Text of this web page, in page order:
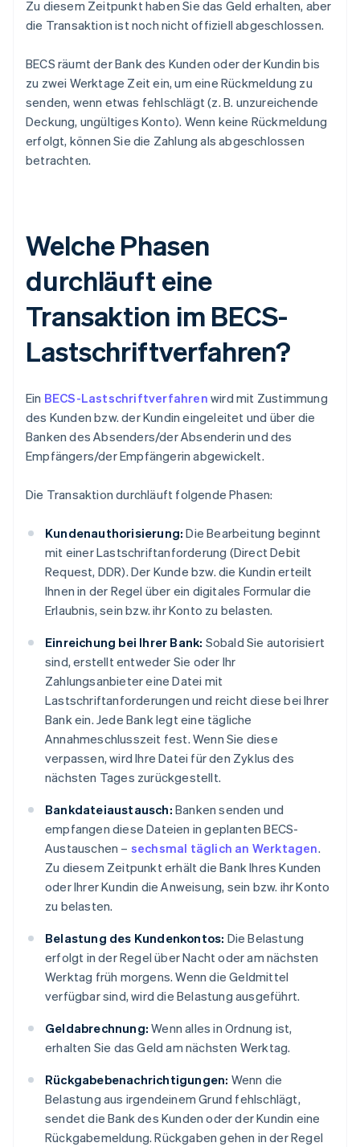
Zu diesem Zeitpunkt haben Sie das Geld erhalten, aber
die Transaktion ist noch nicht offiziell abgeschlossen.
BECS räumt der Bank des Kunden oder der Kundin bis
zu zwei Werktage Zeit ein, um eine Rückmeldung zu
senden, wenn etwas fehlschlägt (z. B. unzureichende
Deckung, ungültiges Konto). Wenn keine Rückmeldung
erfolgt, können Sie die Zahlung als abgeschlossen
betrachten.
Welche Phasen
durchläuft eine
Transaktion im BECS-
Lastschriftverfahren?
Ein BECS-Lastschriftverfahren wird mit Zustimmung
des Kunden bzw. der Kundin eingeleitet und über die
Banken des Absenders/der Absenderin und des
Empfängers/der Empfängerin abgewickelt.
Die Transaktion durchläuft folgende Phasen:
Kundenauthorisierung: Die Bearbeitung beginnt
mit einer Lastschriftanforderung (Direct Debit
Request, DDR). Der Kunde bzw. die Kundin erteilt
Ihnen in der Regel über ein digitales Formular die
Erlaubnis, sein bzw. ihr Konto zu belasten.
Einreichung bei Ihrer Bank: Sobald Sie autorisiert
sind, erstellt entweder Sie oder Ihr
Zahlungsanbieter eine Datei mit
Lastschriftanforderungen und reicht diese bei Ihrer
Bank ein. Jede Bank legt eine tägliche
Annahmeschlusszeit fest. Wenn Sie diese
verpassen, wird Ihre Datei für den Zyklus des
nächsten Tages zurückgestellt.
Bankdateiaustausch: Banken senden und
empfangen diese Dateien in geplanten BECS-
Austauschen – sechsmal täglich an Werktagen.
Zu diesem Zeitpunkt erhält die Bank Ihres Kunden
oder Ihrer Kundin die Anweisung, sein bzw. ihr Konto
zu belasten.
Belastung des Kundenkontos: Die Belastung
erfolgt in der Regel über Nacht oder am nächsten
Werktag früh morgens. Wenn die Geldmittel
verfügbar sind, wird die Belastung ausgeführt.
Geldabrechnung: Wenn alles in Ordnung ist,
erhalten Sie das Geld am nächsten Werktag.
Rückgabebenachrichtigungen: Wenn die
Belastung aus irgendeinem Grund fehlschlägt,
sendet die Bank des Kunden oder der Kundin eine
Rückgabemeldung. Rückgaben gehen in der Regel